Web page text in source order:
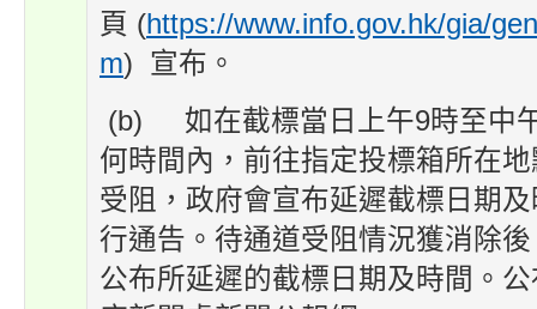
頁 (https://www.info.gov.hk/gia/
m) 宣布。
(b) 如在截標當日上午9時至中
何時間內，前往指定投標箱所在
受阻，政府會宣布延遲截標日期
行通告。待通道受阻情況獲消除
公布所延遲的截標日期及時間。